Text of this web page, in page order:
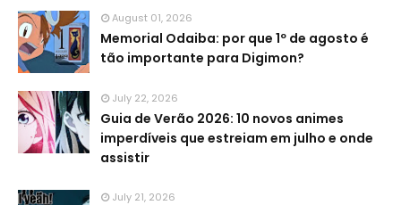
August 01, 2026
Memorial Odaiba: por que 1º de agosto é
tão importante para Digimon?
July 22, 2026
Guia de Verão 2026: 10 novos animes
imperdíveis que estreiam em julho e onde
assistir
July 21, 2026